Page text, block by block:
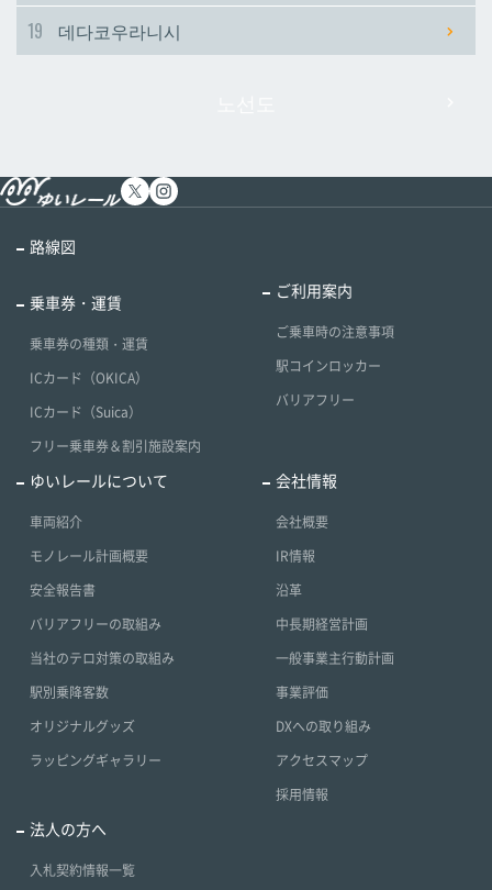
19
데다코우라니시
路線図
乗車券・運賃
乗車券の種類・運賃
ICカード（OKICA）
ICカード（Suica）
フリー乗車券＆割引施設案内
ご利用案内
ご乗車時の注意事項
駅コインロッカー
バリアフリー
ゆいレールについて
車両紹介
モノレール計画概要
安全報告書
バリアフリーの取組み
当社のテロ対策の取組み
駅別乗降客数
オリジナルグッズ
ラッピングギャラリー
会社情報
会社概要
IR情報
沿革
中長期経営計画
一般事業主行動計画
事業評価
DXへの取り組み
アクセスマップ
採用情報
法人の方へ
入札契約情報一覧